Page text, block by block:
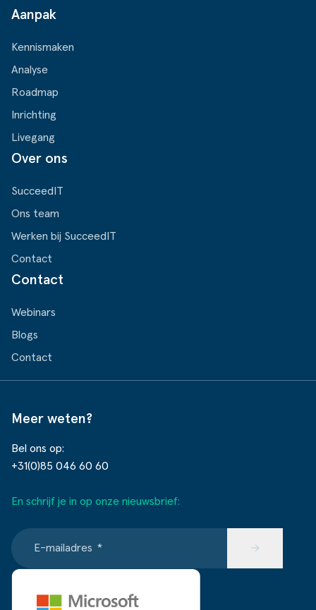
Aanpak
Kennismaken
Analyse
Roadmap
Inrichting
Livegang
Over ons
SucceedIT
Ons team
Werken bij SucceedIT
Contact
Contact
Webinars
Blogs
Contact
Meer weten?
Bel ons op:
+31(0)85 046 60 60
En schrijf je in op onze nieuwsbrief:
E-mailadres * →